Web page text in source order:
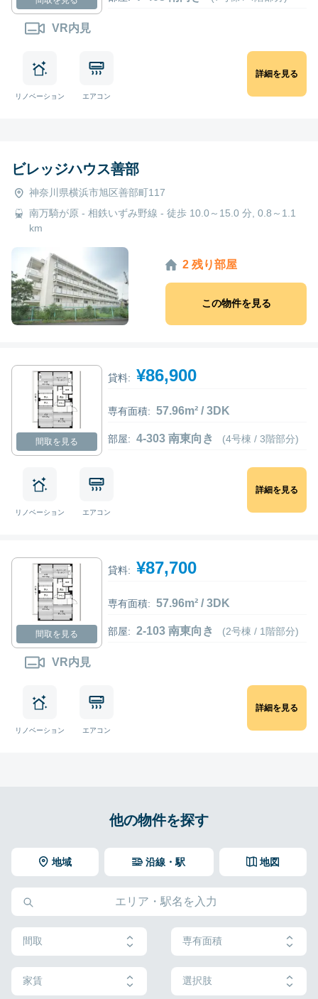
VR内見
リノベーション エアコン
詳細を見る
ビレッジハウス善部
神奈川県横浜市旭区善部町117
南万騎が原 - 相鉄いずみ野線 - 徒歩 10.0～15.0 分, 0.8～1.1
km
2 残り部屋
この物件を見る
間取を見る
貸料: ¥86,900
専有面積: 57.96m² / 3DK
部屋: 4-303 南東向き (4号棟 / 3階部分)
リノベーション エアコン
詳細を見る
間取を見る
VR内見
貸料: ¥87,700
専有面積: 57.96m² / 3DK
部屋: 2-103 南東向き (2号棟 / 1階部分)
リノベーション エアコン
詳細を見る
他の物件を探す
地域 地図
沿線・駅
間取 専有面積
家賃 選択肢